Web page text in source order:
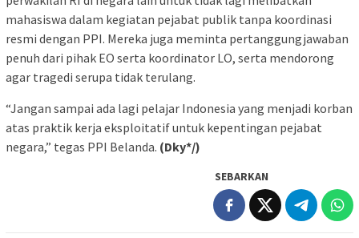
mahasiswa dalam kegiatan pejabat publik tanpa koordinasi
resmi dengan PPI. Mereka juga meminta pertanggungjawaban
penuh dari pihak EO serta koordinator LO, serta mendorong
agar tragedi serupa tidak terulang.
“Jangan sampai ada lagi pelajar Indonesia yang menjadi korban
atas praktik kerja eksploitatif untuk kepentingan pejabat
negara,” tegas PPI Belanda. (Dky*/)
SEBARKAN